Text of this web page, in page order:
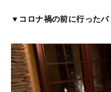
▼コロナ禍の前に行ったバ